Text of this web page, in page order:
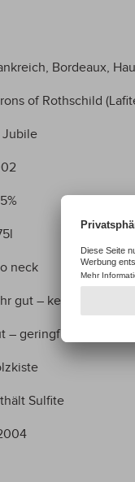
Bordeaux,
of Rothschild
Jubile
neck
gut – keine Mängel
– geringfügige
Sulfite